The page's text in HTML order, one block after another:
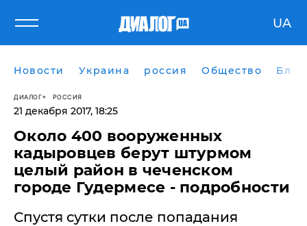
UA
Новости Украина россия Общество
ДИАЛОГ РОССИЯ
21 декабря 2017, 18:25
​Около 400 вооруженных
кадыровцев берут штурмом
целый район в чеченском
городе Гудермесе - подробности
Спустя сутки после попадания